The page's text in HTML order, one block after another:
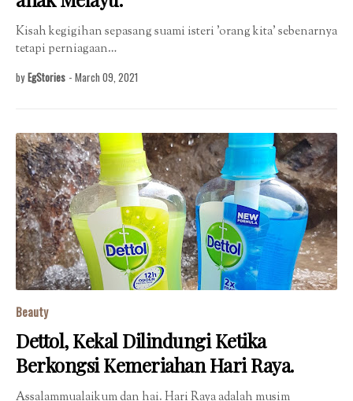
Kisah kegigihan sepasang suami isteri 'orang kita' sebenarnya
tetapi perniagaan…
by EgStories - March 09, 2021
Beauty
Dettol, Kekal Dilindungi Ketika
Berkongsi Kemeriahan Hari Raya.
Assalammualaikum dan hai. Hari Raya adalah musim